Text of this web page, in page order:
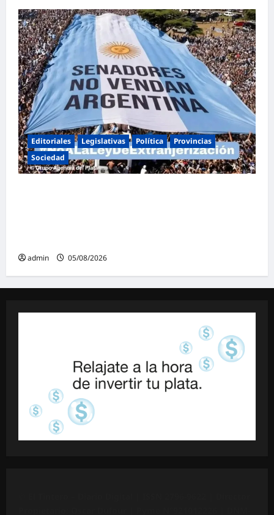
Editoriales Legislativas Política
Provincias
Sociedad
admin 05/08/2026